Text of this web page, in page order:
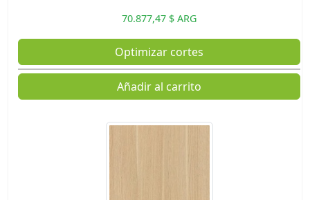
70.877,47 $ ARG
Optimizar cortes
Añadir al carrito